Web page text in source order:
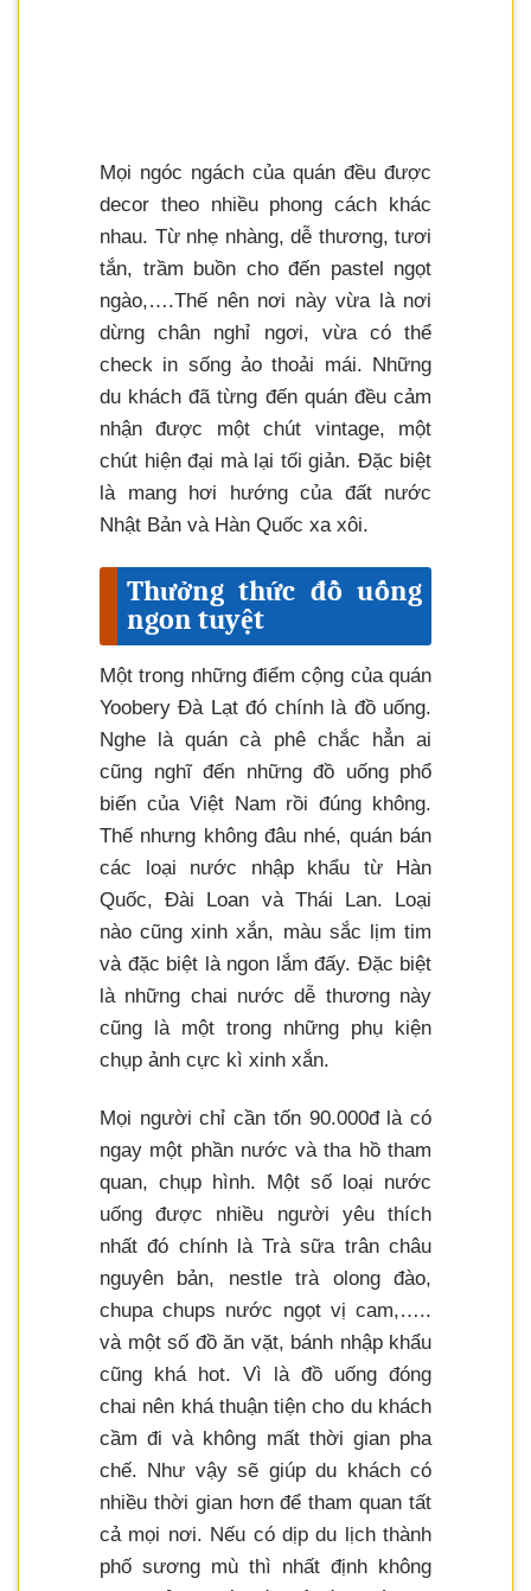
Mọi ngóc ngách của quán đều được
decor theo nhiều phong cách khác
nhau. Từ nhẹ nhàng, dễ thương, tươi
tắn, trầm buồn cho đến pastel ngọt
ngào,….Thế nên nơi này vừa là nơi
dừng chân nghỉ ngơi, vừa có thể
check in sống ảo thoải mái. Những
du khách đã từng đến quán đều cảm
nhận được một chút vintage, một
chút hiện đại mà lại tối giản. Đặc biệt
là mang hơi hướng của đất nước
Nhật Bản và Hàn Quốc xa xôi.
Thưởng thức đồ uống
ngon tuyệt
Một trong những điểm cộng của quán
Yoobery Đà Lạt đó chính là đồ uống.
Nghe là quán cà phê chắc hẳn ai
cũng nghĩ đến những đồ uống phổ
biến của Việt Nam rồi đúng không.
Thế nhưng không đâu nhé, quán bán
các loại nước nhập khẩu từ Hàn
Quốc, Đài Loan và Thái Lan. Loại
nào cũng xinh xắn, màu sắc lịm tim
và đặc biệt là ngon lắm đấy. Đặc biệt
là những chai nước dễ thương này
cũng là một trong những phụ kiện
chụp ảnh cực kì xinh xắn.
Mọi người chỉ cần tốn 90.000đ là có
ngay một phần nước và tha hồ tham
quan, chụp hình. Một số loại nước
uống được nhiều người yêu thích
nhất đó chính là Trà sữa trân châu
nguyên bản, nestle trà olong đào,
chupa chups nước ngọt vị cam,…..
và một số đồ ăn vặt, bánh nhập khẩu
cũng khá hot. Vì là đồ uống đóng
chai nên khá thuận tiện cho du khách
cầm đi và không mất thời gian pha
chế. Như vậy sẽ giúp du khách có
nhiều thời gian hơn để tham quan tất
cả mọi nơi. Nếu có dịp du lịch thành
phố sương mù thì nhất định không